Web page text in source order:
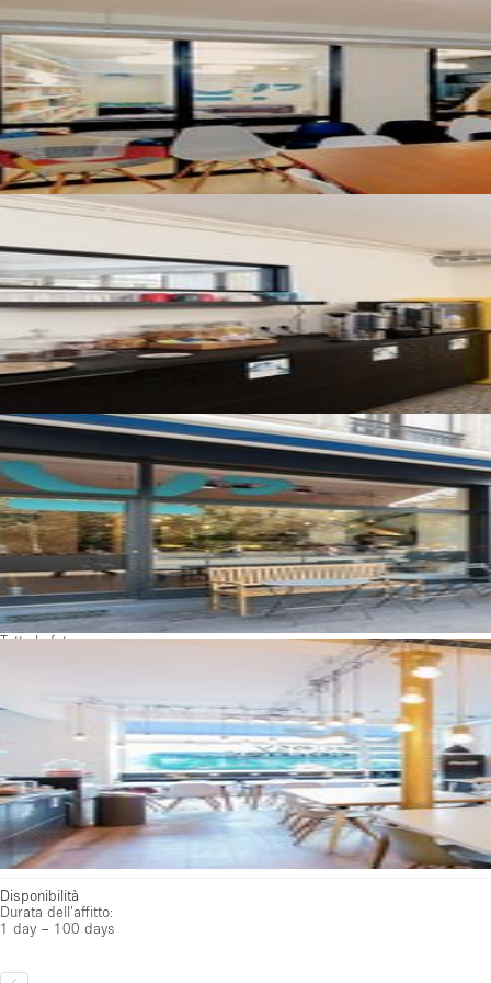
Tutte le foto
Disponibilità
Durata dell'affitto:
1 day – 100 days